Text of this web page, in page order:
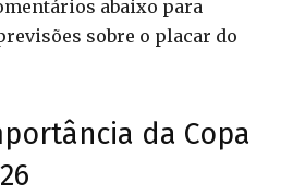
abaixo para
sobre o placar do
da Copa